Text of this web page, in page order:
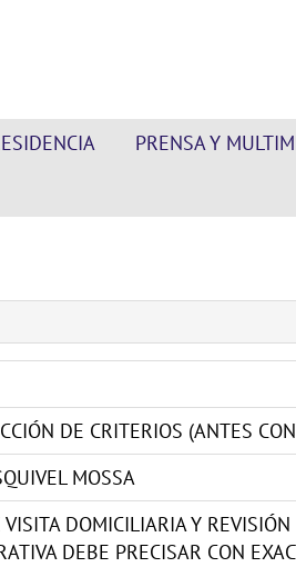
PRENSA Y
DE CRITERIOS (ANTES
MOSSA
VISITA DOMICILIARIA Y
DEBE PRECISAR CON